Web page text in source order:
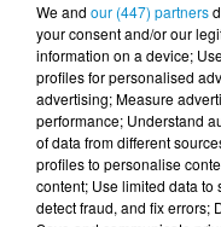
RADIO
MÉDIAS
We and our (447) partners
your consent and/or our
information on a device;
profiles for personalised
advertising; Measure
performance; Understand
of data from different
profiles to personalise
content; Use limited data to
detect fraud, and fix errors;